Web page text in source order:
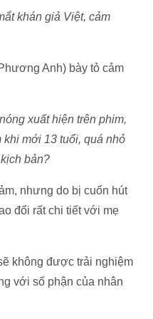
khán giả Việt, cảm
Anh) bày tỏ cảm
xuất hiện trên phim,
khi mới 13 tuổi, quá nhỏ
bản?
nhưng do bị cuốn hút
đổi rất chi tiết với mẹ
không được trải nghiệm
với số phận của nhân